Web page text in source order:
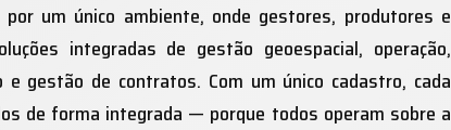
um único ambiente, onde gestores, produtores e
integradas de gestão geoespacial, operação,
e gestão de contratos. Com um único cadastro, cada
de forma integrada — porque todos operam sobre a